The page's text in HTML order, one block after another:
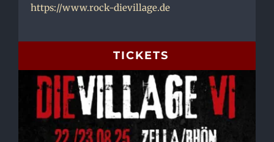
https://www.rock-dievillage.de
TICKETS